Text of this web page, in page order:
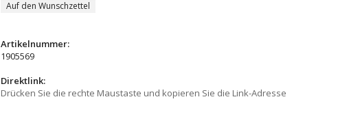
Auf den Wunschzettel
Artikelnummer:
1905569
Direktlink:
Drücken Sie die rechte Maustaste und kopieren Sie die Link-Adresse